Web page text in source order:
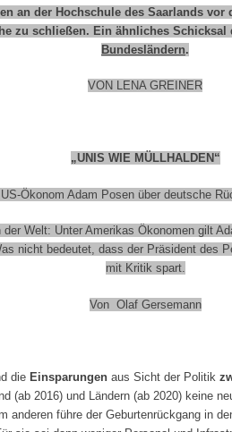
an der Hochschule des Saarlands vor
zu schließen. Ein ähnliches Schicksal
Bundesländern.
VON LENA GREINER
„UNIS WIE MÜLLHALDEN“
Ökonom Adam Posen über deutsche
Welt: Unter Amerikas Ökonomen gilt
nicht bedeutet, dass der Präsident des
mit Kritik spart.
Von Olaf Gersemann
die Einsparungen aus Sicht der Politik
(ab 2016) und Ländern (ab 2020) keine
anderen führe der Geburtenrückgang in